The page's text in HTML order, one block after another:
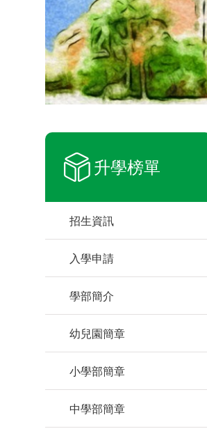
升學榜單
招生資訊
入學申請
學部簡介
幼兒園簡章
小學部簡章
中學部簡章